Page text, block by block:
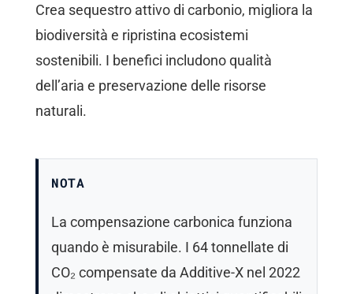
Crea sequestro attivo di carbonio, migliora la
biodiversità e ripristina ecosistemi
sostenibili. I benefici includono qualità
dell’aria e preservazione delle risorse
naturali.
NOTA
La compensazione carbonica funziona
quando è misurabile. I 64 tonnellate di
CO₂ compensate da Additive-X nel 2022